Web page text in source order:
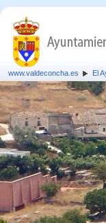
www.valdeconcha.es El